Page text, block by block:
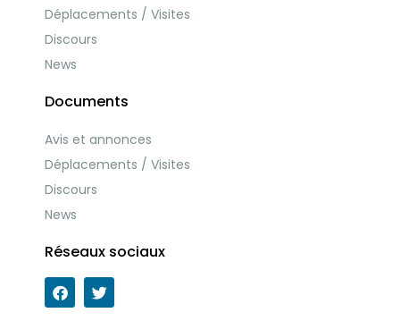
Déplacements / Visites
Discours
News
Documents
Avis et annonces
Déplacements / Visites
Discours
News
Réseaux sociaux